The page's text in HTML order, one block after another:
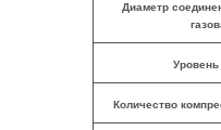
Диаметр
Количество